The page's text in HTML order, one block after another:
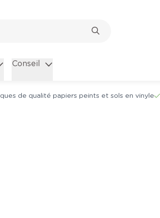
Conseil
de qualité papiers peints et sols en vinyle